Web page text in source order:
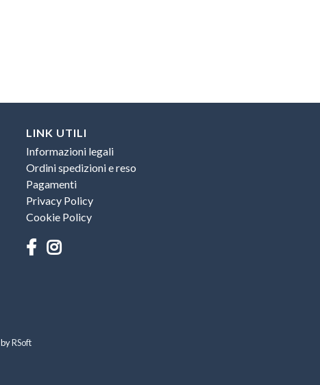
LINK UTILI
Informazioni legali
Ordini spedizioni e reso
Pagamenti
Privacy Policy
Cookie Policy
byRSoft